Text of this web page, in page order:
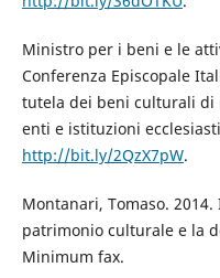
Ministro per i beni e le
Conferenza Episcopale
tutela dei beni culturali di
enti e istituzioni
http://bit.ly/2QzX7pW.
Montanari, Tomaso.
patrimonio culturale e la
Minimum fax.